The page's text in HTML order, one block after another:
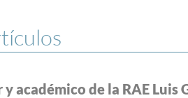
académico de la RAE Luis